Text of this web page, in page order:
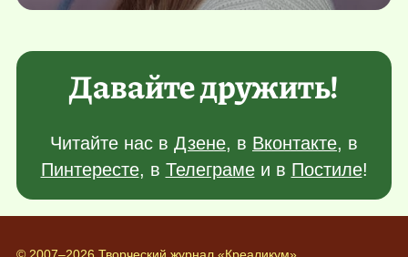
Давайте дружить!
Читайте нас в Дзене, в Вконтакте, в
Пинтересте, в Телеграмеи в Постиле!